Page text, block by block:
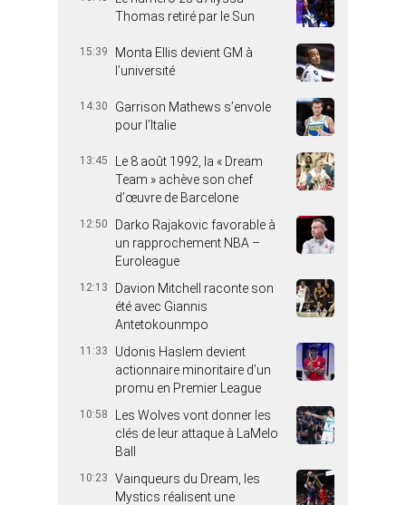
Thomas retiré par le Sun
15:39
Monta Ellis devient GM à
l’université
14:30
Garrison Mathews s’envole
pour l’Italie
13:45
Le 8 août 1992, la « Dream
Team » achève son chef
d’œuvre de Barcelone
12:50
Darko Rajakovic favorable à
un rapprochement NBA –
Euroleague
12:13
Davion Mitchell raconte son
été avec Giannis
Antetokounmpo
11:33
Udonis Haslem devient
actionnaire minoritaire d’un
promu en Premier League
10:58
Les Wolves vont donner les
clés de leur attaque à LaMelo
Ball
10:23
Vainqueurs du Dream, les
Mystics réalisent une